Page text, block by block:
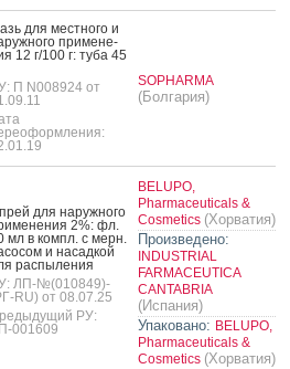
для мес­тно­го и
при­мене­
12 г/100 г: ту­ба 45
П N008924 от
SOPHARMA
(Болгария)
для на­руж­но­го
2%: фл.
мл в компл. с мерн.
и на­сад­кой
рас­пы­ления
ЛП-№(010849)-
RU) от 08.07.25
РУ:
001609
BELUPO,
Pharmaceuticals &
Cosmetics (Хорватия)
Произведено:
INDUSTRIAL
FARMACEUTICA
CANTABRIA
(Испания)
Упаковано: BELUPO,
Pharmaceuticals &
Cosmetics (Хорватия)